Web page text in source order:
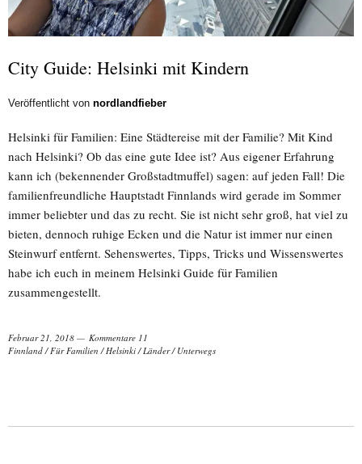
City Guide: Helsinki mit Kindern
Veröffentlicht von nordlandfieber
Helsinki für Familien: Eine Städtereise mit der Familie? Mit Kind
nach Helsinki? Ob das eine gute Idee ist? Aus eigener Erfahrung
kann ich (bekennender Großstadtmuffel) sagen: auf jeden Fall! Die
familienfreundliche Hauptstadt Finnlands wird gerade im Sommer
immer beliebter und das zu recht. Sie ist nicht sehr groß, hat viel zu
bieten, dennoch ruhige Ecken und die Natur ist immer nur einen
Steinwurf entfernt. Sehenswertes, Tipps, Tricks und Wissenswertes
habe ich euch in meinem Helsinki Guide für Familien
zusammengestellt.
Februar 21, 2018
Kommentare 11
Finnland / Für Familien / Helsinki / Länder/ Unterwegs